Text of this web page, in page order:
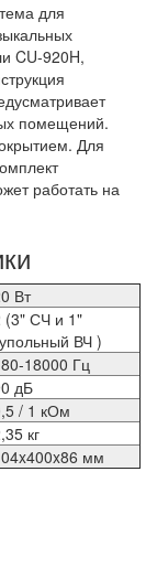
для
CU-920H,
помещений.
Для
работать на
Вт
(3" СЧ и 1"
ВЧ )
18000 Гц
дБ
/ 1 кОм
кг
мм